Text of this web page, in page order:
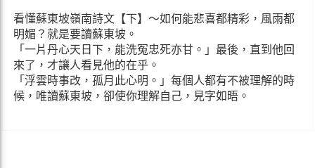
看懂蘇東坡嶺南詩文【下】～如何能悲喜都精彩，風雨都
明媚？就是要讀蘇東坡。
「一片丹心天日下，能洗冤忠死亦甘。」最後，直到他回
來了，才讓人看見他的在乎。
「浮雲時事改，孤月此心明。」每個人都有不被理解的時
候，唯讀蘇東坡，卻使你理解自己，見字如晤。